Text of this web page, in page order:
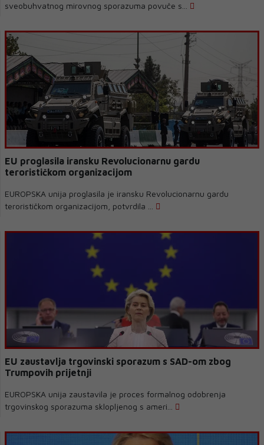
sveobuhvatnog mirovnog sporazuma povuče s...
EU proglasila iransku Revolucionarnu gardu
terorističkom organizacijom
EUROPSKA unija proglasila je iransku Revolucionarnu gardu
terorističkom organizacijom, potvrdila ...
EU zaustavlja trgovinski sporazum s SAD-om zbog
Trumpovih prijetnji
EUROPSKA unija zaustavila je proces formalnog odobrenja
trgovinskog sporazuma sklopljenog s ameri...